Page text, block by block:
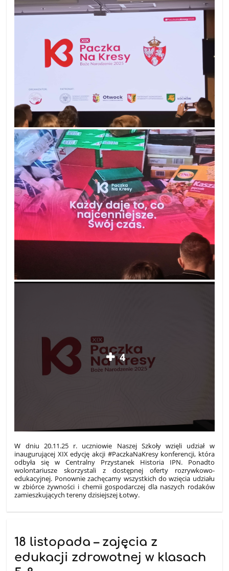
4
W dniu 20.11.25 r. uczniowie Naszej Szkoły wzięli udział w
inaugurującej XIX edycję akcji #PaczkaNaKresy konferencji, która
odbyła się w Centralny Przystanek Historia IPN. Ponadto
wolontariusze skorzystali z dostępnej oferty rozrywkowo-
edukacyjnej. Ponownie zachęcamy wszystkich do wzięcia udziału
w zbiórce żywności i chemii gospodarczej dla naszych rodaków
zamieszkujących tereny dzisiejszej Łotwy.
18 listopada – zajęcia z
edukacji zdrowotnej w klasach